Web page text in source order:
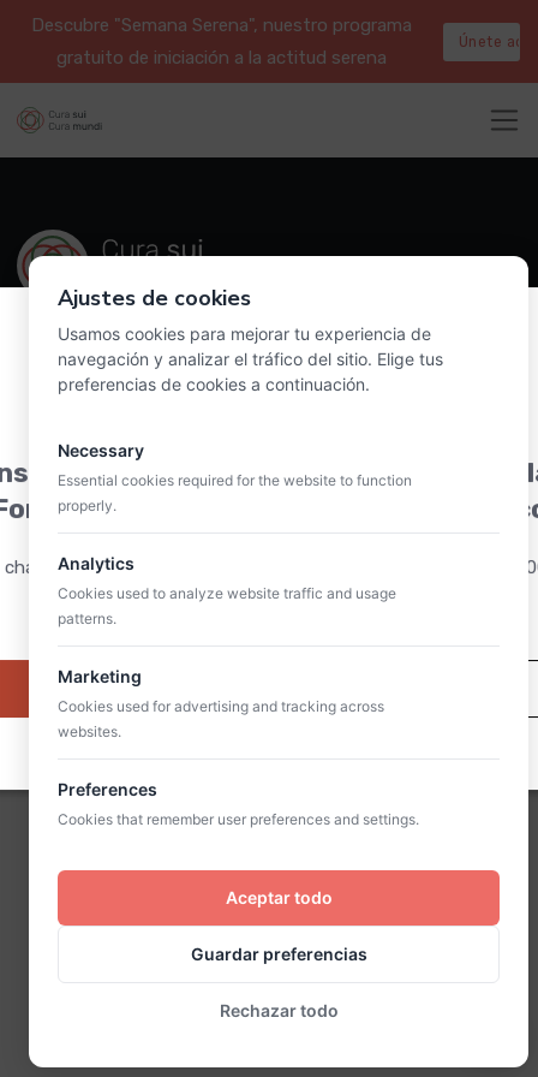
Descubre "Semana Serena", nuestro programa
gratuito de iniciación a la actitud serena
Únete aquí
Suscribirme al newsletter
consulta nuestra política de privacidad.
Política de privacidad Política de cookies
a la charla informativa sobre
en Acompañamiento
charla será por Zoom el próximo 3 de octubre del 2026 a las
(hora peninsular española).
Quiero asistir
Ajustes de cookies
Usamos cookies para mejorar tu experiencia de
navegación y analizar el tráfico del sitio. Elige tus
preferencias de cookies a continuación.
Necessary
Essential cookies required for the website to function
properly.
Analytics
Cookies used to analyze website traffic and usage
patterns.
Marketing
Cookies used for advertising and tracking across
websites.
Preferences
Cookies that remember user preferences and settings.
Aceptar todo
Guardar preferencias
Rechazar todo